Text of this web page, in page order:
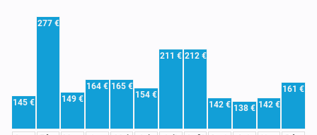
145 €
277 €
149 €
164 € 165 €
154 €
211 € 212 €
142 € 138 € 142 €
161 €